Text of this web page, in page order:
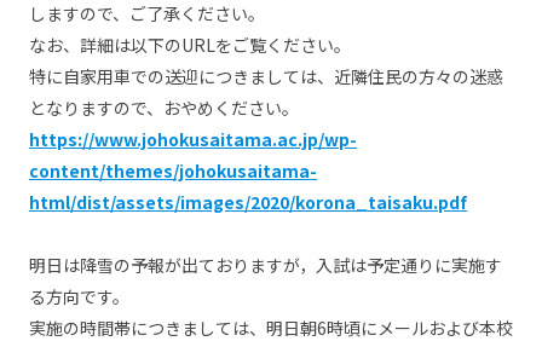
しますので、ご了承ください。
なお、詳細は以下のURLをご覧ください。
特に自家用車での送迎につきましては、近隣住民の方々の迷惑
となりますので、おやめください。
https://www.johokusaitama.ac.jp/wp-
content/themes/johokusaitama-
html/dist/assets/images/2020/korona_taisaku.pdf
明日は降雪の予報が出ておりますが，入試は予定通りに実施す
る方向です。
実施の時間帯につきましては、明日朝6時頃にメールおよび本校